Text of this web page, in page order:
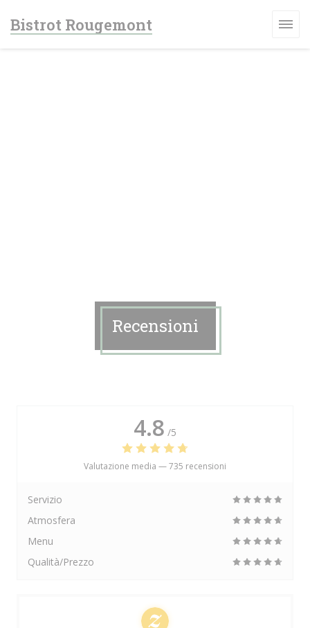
Bistrot Rougemont
Recensioni
4.8 /5
Valutazione media —735 recensioni
Servizio
Atmosfera
Menu
Qualità/Prezzo